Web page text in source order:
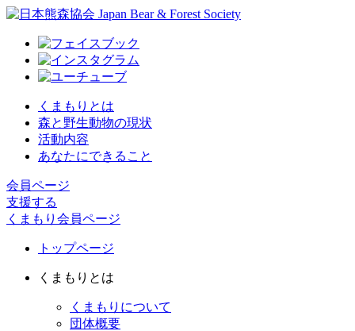
くまもりとは
森と野生動物の現状
活動内容
あなたにできること
会員ページ
支援する
くまもり会員ページ
トップページ
くまもりとは
くまもりについて
団体概要